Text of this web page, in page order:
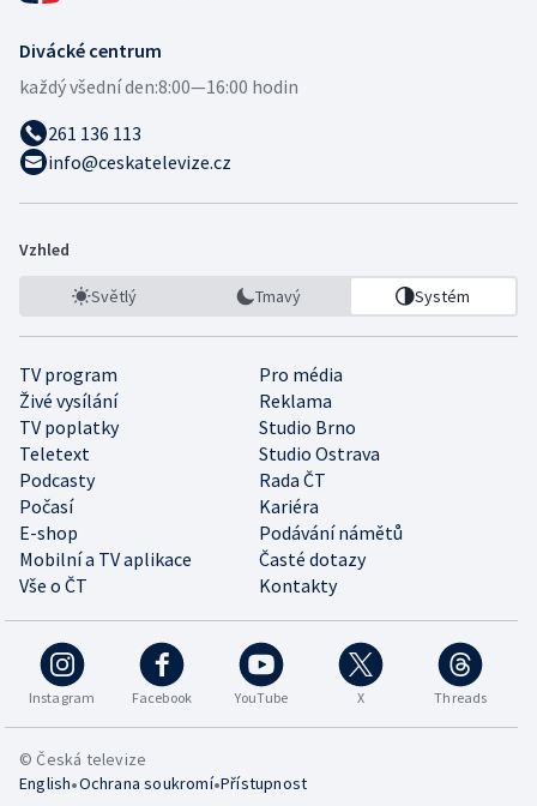
Divácké centrum
každý všední den:8:00—16:00 hodin
261 136 113
info@ceskatelevize.cz
Vzhled
Světlý Tmavý Systém
TV program
Pro média
Živé vysílání
Reklama
TV poplatky
Studio Brno
Teletext
Studio Ostrava
Podcasty
Rada ČT
Počasí
Kariéra
E-shop
Podávání námětů
Mobilní a TV aplikace
Časté dotazy
Vše o ČT
Kontakty
Instagram Facebook YouTube X Threads
© Česká televize
English•Ochrana soukromí•Přístupnost